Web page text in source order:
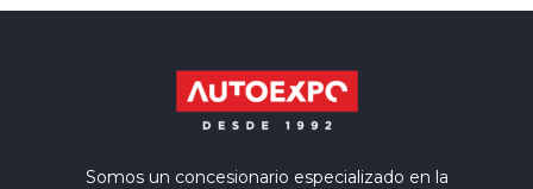
Somos un concesionario especializado en la